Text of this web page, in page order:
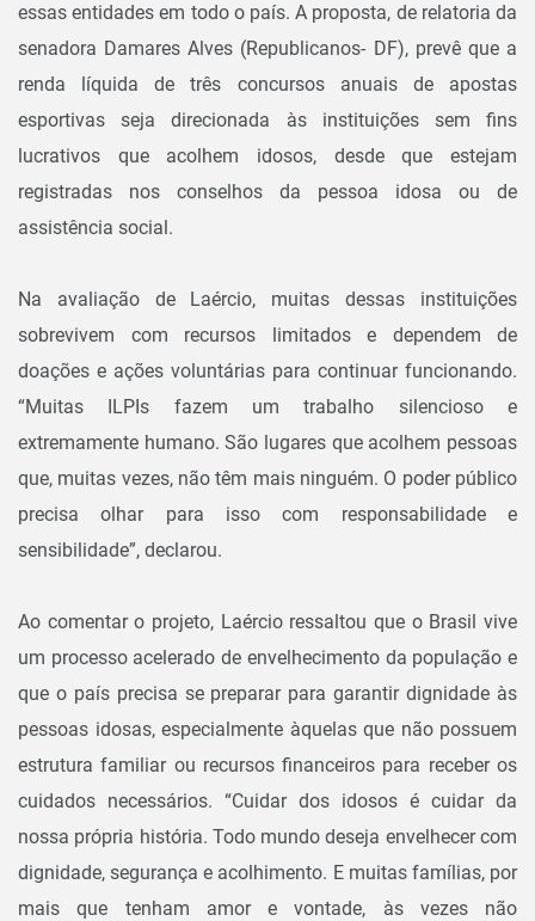
essas entidades em todo o país. A proposta, de relatoria da
senadora Damares Alves (Republicanos- DF), prevê que a
renda líquida de três concursos anuais de apostas
esportivas seja direcionada às instituições sem fins
lucrativos que acolhem idosos, desde que estejam
registradas nos conselhos da pessoa idosa ou de
assistência social.
Na avaliação de Laércio, muitas dessas instituições
sobrevivem com recursos limitados e dependem de
doações e ações voluntárias para continuar funcionando.
“Muitas ILPIs fazem um trabalho silencioso e
extremamente humano. São lugares que acolhem pessoas
que, muitas vezes, não têm mais ninguém. O poder público
precisa olhar para isso com responsabilidade e
sensibilidade”, declarou.
Ao comentar o projeto, Laércio ressaltou que o Brasil vive
um processo acelerado de envelhecimento da população e
que o país precisa se preparar para garantir dignidade às
pessoas idosas, especialmente àquelas que não possuem
estrutura familiar ou recursos financeiros para receber os
cuidados necessários. “Cuidar dos idosos é cuidar da
nossa própria história. Todo mundo deseja envelhecer com
dignidade, segurança e acolhimento. E muitas famílias, por
mais que tenham amor e vontade, às vezes não